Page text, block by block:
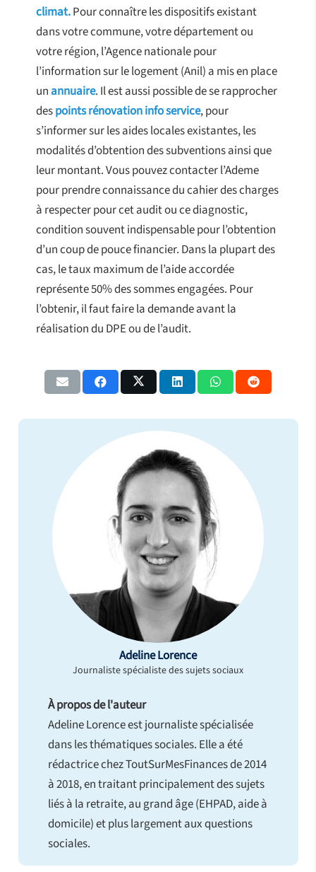
climat.Pour connaître les dispositifs existant
dans votre commune, votre département ou
votre région, l’Agence nationale pour
l’information sur le logement (Anil) a mis en place
unannuaire. Il est aussi possible de se rapprocher
despoints rénovation info service, pour
s’informer sur les aides locales existantes, les
modalités d’obtention des subventions ainsi que
leur montant. Vous pouvez contacter l’Ademe
pour prendre connaissance du cahier des charges
à respecter pour cet audit ou ce diagnostic,
condition souvent indispensable pour l’obtention
d’un coup de pouce financier. Dans la plupart des
cas, le taux maximum de l’aide accordée
représente 50% des sommes engagées. Pour
l’obtenir, il faut faire la demande avant la
réalisation du DPE ou de l’audit.
Adeline Lorence
Journaliste spécialiste des sujets sociaux
À propos de l'auteur
Adeline Lorence est journaliste spécialisée
dans les thématiques sociales. Elle a été
rédactrice chez ToutSurMesFinances de 2014
à 2018, en traitant principalement des sujets
liés à la retraite, au grand âge (EHPAD, aide à
domicile) et plus largement aux questions
sociales.